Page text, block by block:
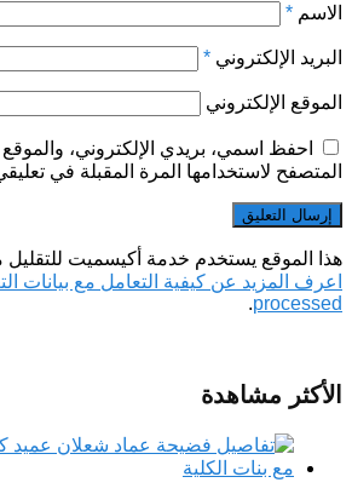
الاسم *
البريد الإلكتروني *
الموقع الإلكتروني
احفظ اسمي، بريدي الإلكتروني، والموقع
المتصفح لاستخدامها المرة المقبلة في
هذا الموقع يستخدم خدمة أكيسميت للتقليل
اعرف المزيد عن كيفية التعامل مع بيانات
processed
.
الأكثر مشاهدة